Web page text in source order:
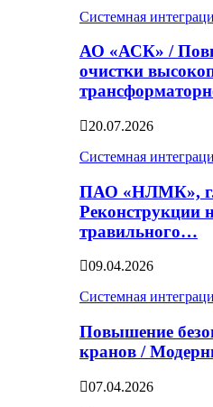
Системная
АО «АСК» /
очистки
20.07.2026
Системная
ПАО «НЛМК», г.
Реконструкции
травильного…
09.04.2026
Системная
Повышение
кранов /
07.04.2026